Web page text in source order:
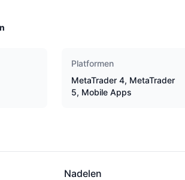
Platformen
MetaTrader 4, MetaTrader
5, Mobile Apps
Nadelen